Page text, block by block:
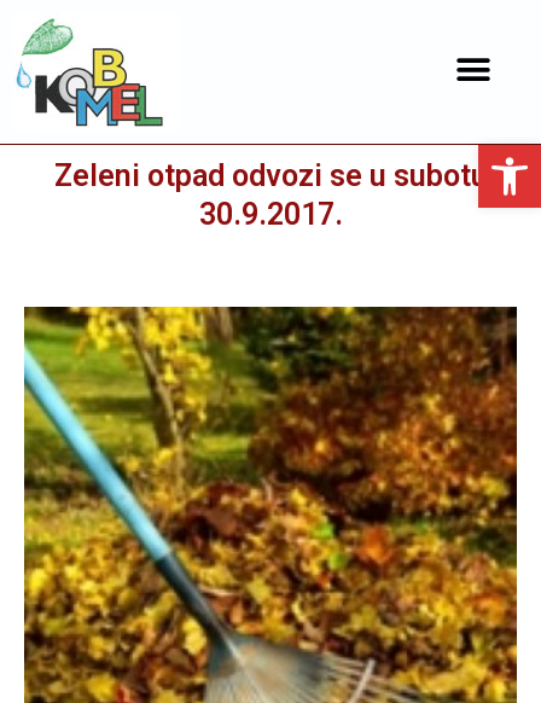
Open toolbar
Zeleni otpad odvozi se u subotu
30.9.2017.